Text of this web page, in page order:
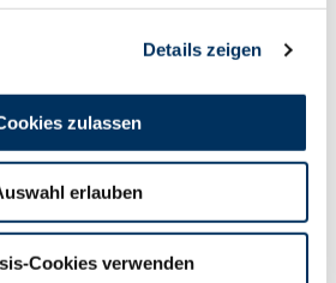
Details zeigen
zulassen
erlauben
Cookies verwenden
und 15 Zuchtkälber stand bei
wieder ein großes Angebot
erzielten einen
bei den Jungrindern